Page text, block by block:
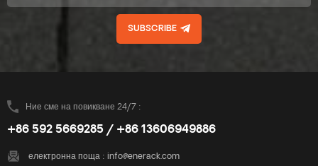
SUBSCRIBE
Ние сме на повикване 24/7 :
+86 592 5669285 / +86 13606949886
електронна поща : info@enerack.com